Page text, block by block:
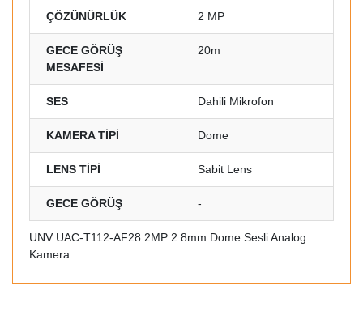
ÇÖZÜNÜRLÜK 2 MP
GECE GÖRÜŞ
MESAFESİ
20m
SES Dahili Mikrofon
KAMERA TİPİ Dome
LENS TİPİ Sabit Lens
GECE GÖRÜŞ -
UNV UAC-T112-AF28 2MP 2.8mm Dome Sesli Analog
Kamera